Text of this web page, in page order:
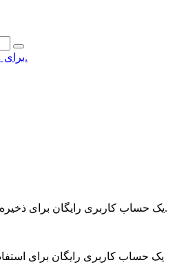
برای محصولات بیشتر کلیک کنید.
یک حساب کاربری رایگان برای ذخیره آیتم‌های محبوب ایجاد کنید.
یک حساب کاربری رایگان برای